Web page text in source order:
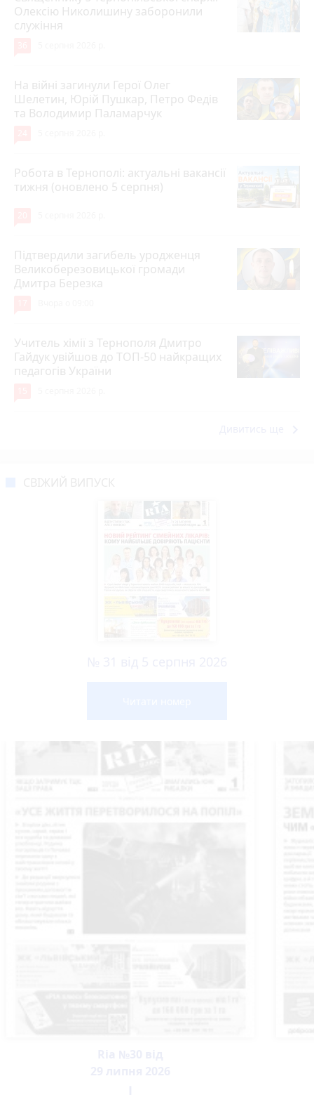
Олексію Николишину заборонили
служіння
На війні загинули Герої Олег
Шелетин, Юрій Пушкар, Петро Федів
та Володимир Паламарчук
Робота в Тернополі: актуальні вакансії
тижня (оновлено 5 серпня)
Підтвердили загибель уродженця
Великоберезовицької громади
Дмитра Березка
Учитель хімії з Тернополя Дмитро
Гайдук увійшов до ТОП-50 найкращих
педагогів України